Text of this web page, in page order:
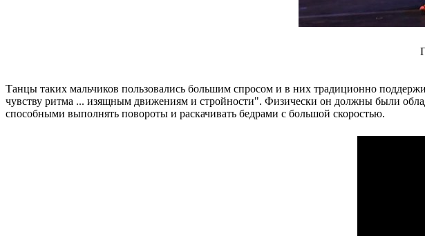
Танцы таких мальчиков пользовались большим спросом и в них традиционно
чувству ритма ... изящным движениям и стройности". Физически он должны были
способными выполнять повороты и раскачивать бедрами с большой скоростью.